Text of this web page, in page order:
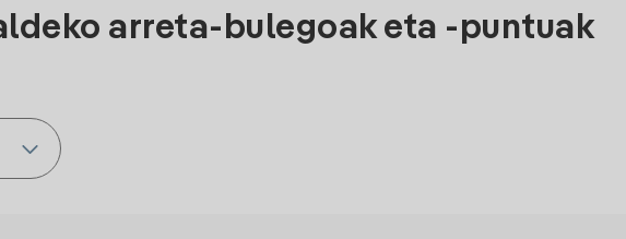
arreta-bulegoak eta -puntuak